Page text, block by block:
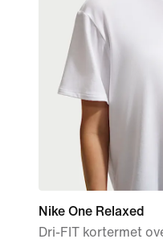
Nike One Relaxed
Dri-FIT kortermet